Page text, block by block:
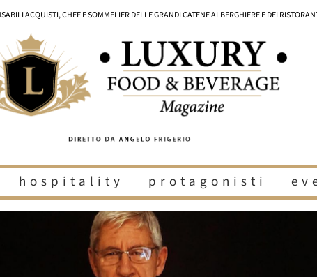
ACQUISTI, CHEF E SOMMELIER DELLE GRANDI CATENE ALBERGHIERE E DEI
hospitality protagonisti